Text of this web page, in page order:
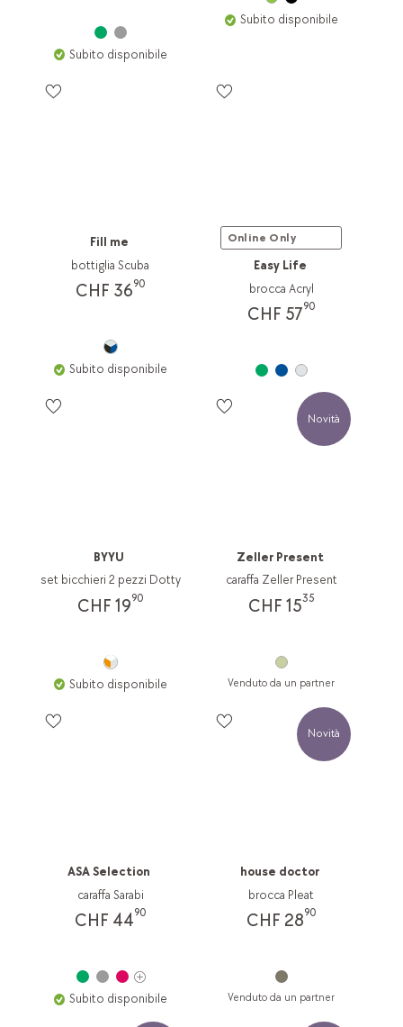
Subito disponibile
Subito disponibile
Fill me
bottiglia Scuba
CHF 3690
Subito disponibile
Online Only
Easy Life
brocca Acryl
CHF 5790
BYYU
set bicchieri 2 pezzi Dotty
CHF 1990
Subito disponibile
Novità
Zeller Present
caraffa Zeller Present
CHF 1535
Venduto da un partner
ASA Selection
caraffa Sarabi
CHF 4490
Subito disponibile
Novità
house doctor
brocca Pleat
CHF 2890
Venduto da un partner